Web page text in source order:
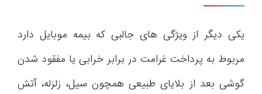
یکی دیگر از ویژگی های جالبی که بیمه موبایل دارد
مربوط به پرداخت غرامت در برابر خرابی یا مفقود شدن
گوشی بعد از بلایای طبیعی همچون سیل، زلزله، آتش